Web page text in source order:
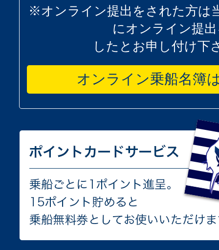
※オンライン提出をされた方は
にオンライン提
したとお申し付け下
オンライン乗船名簿